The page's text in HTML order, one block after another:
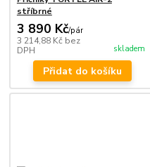
stříbrné
3 890 Kč/pár
3 214,88 Kč bez
DPH
skladem
Přidat do košíku